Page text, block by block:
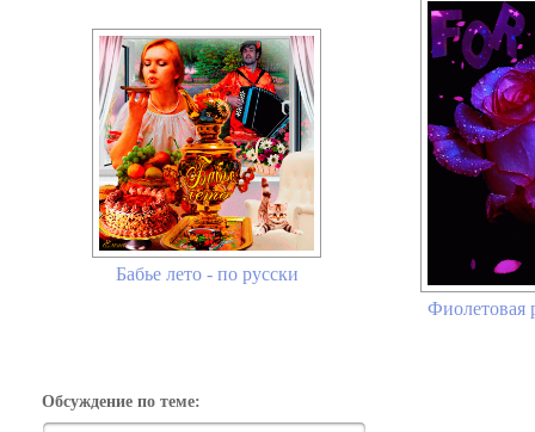
Бабье лето - по русски
Фиолетовая
Обсуждение по теме: